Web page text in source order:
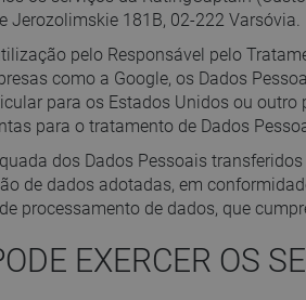
Jerozolimskie 181B, 02-222 Varsóvia.
pelo Responsável pelo
como a Google, os Dados
para os Estados Unidos ou
para o tratamento de Dados
dos Dados Pessoais
de dados adotadas, em
processamento de dados, que
EXERCER OS